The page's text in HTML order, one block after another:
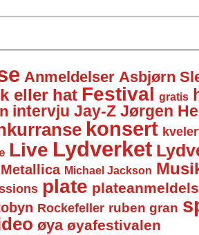
Anmeldelser Asbjørn
eller hat Festival gratis
intervju Jay-Z Jørgen
konsert
Live Lydverket
Metallica Michael Jackson
plate
Rockefeller ruben gran
øya øyafestivalen